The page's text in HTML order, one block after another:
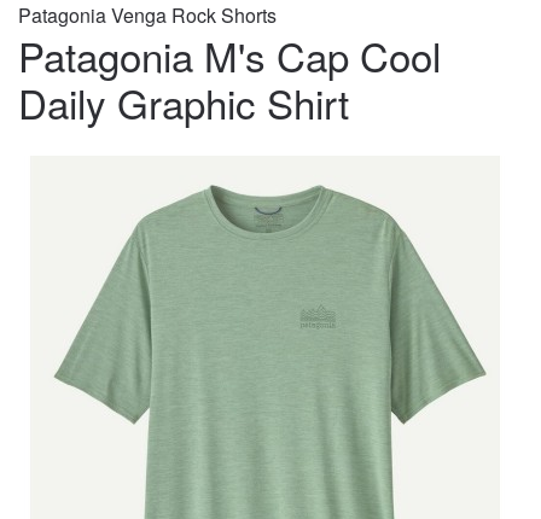
Patagonia Venga Rock Shorts
Patagonia M's Cap Cool
Daily Graphic Shirt